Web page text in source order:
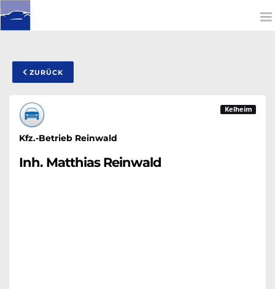
ZURÜCK
Kelheim
Kfz.-Betrieb Reinwald
Inh. Matthias Reinwald